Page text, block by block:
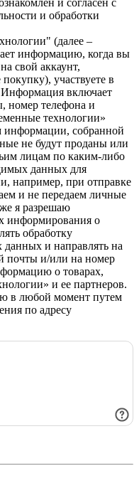
и согласен с
и обработки
(далее –
информацию, когда вы
свой аккаунт,
участвуете в
Информация включает
номер телефона и
технологии»
информации, собранной
не будут проданы или
лицам по каким-либо
данных для
например, при отправке
и не передаем личные
я разрешаю
информирования о
обработку
и направлять на
почты и/или на номер
о товарах,
и ее партнеров.
в любой момент путем
по адресу